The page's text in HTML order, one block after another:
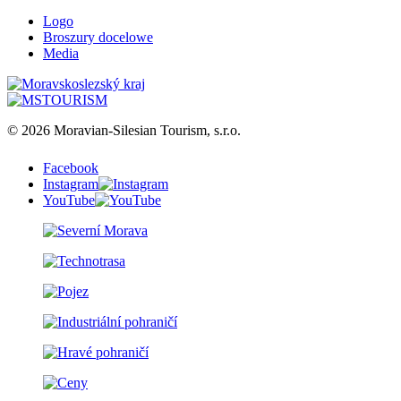
Logo
Broszury docelowe
Media
© 2026 Moravian-Silesian Tourism, s.r.o.
Facebook
Instagram
YouTube